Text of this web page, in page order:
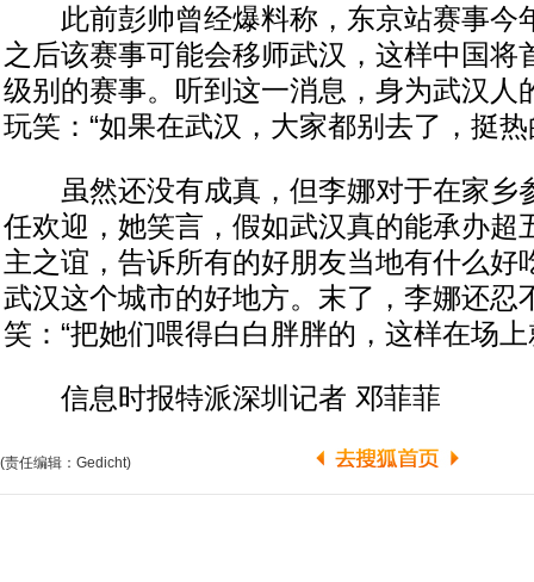
此前彭帅曾经爆料称，东京站赛事今
之后该赛事可能会移师武汉，这样中国将
级别的赛事。听到这一消息，身为武汉人
玩笑：“如果在武汉，大家都别去了，挺热
虽然还没有成真，但李娜对于在家乡
任欢迎，她笑言，假如武汉真的能承办超
主之谊，告诉所有的好朋友当地有什么好
武汉这个城市的好地方。末了，李娜还忍
笑：“把她们喂得白白胖胖的，这样在场
信息时报特派深圳记者 邓菲菲
(责任编辑：Gedicht)